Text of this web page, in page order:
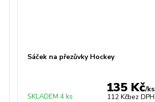
Sáček na přezůvky Hockey
135 Kč/ks
112 Kčbez DPH
SKLADEM 4 ks